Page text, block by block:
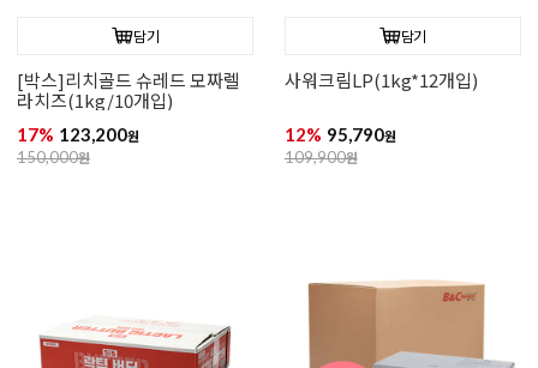
담기
[박스]리치골드 슈레드 모짜렐
라치즈(1kg/10개입)
17% 123,200원
150,000원
담기
사워크림LP(1kg*12개입)
12% 95,790원
109,900원